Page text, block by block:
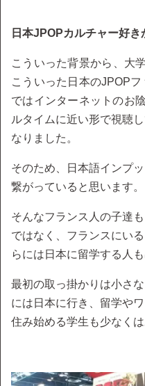
日本JPOPカルチャー好
こういった背景から、大
こういった日本のJPOP
ではインターネットのお
ルタイムに近い形で視聴
なりました。
そのため、日本語インプ
繋がっていると思います。
そんなフランス人の子達
ではなく、フランスにい
らには日本に留学する人も
最初の取っ掛かりは小さ
には日本に行き、留学や
住み始める学生も少なくは